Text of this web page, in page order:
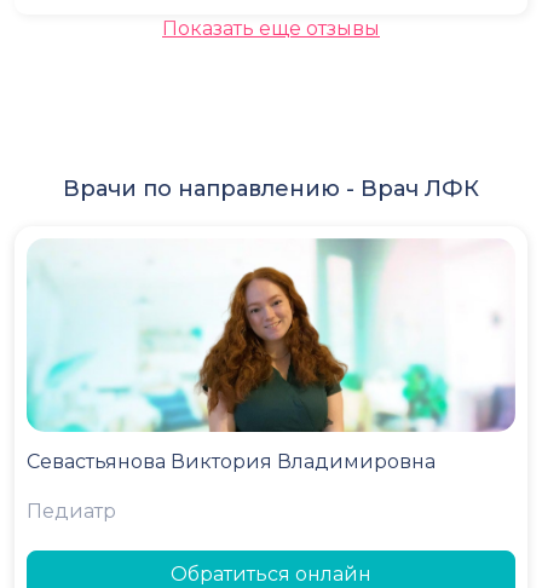
Показать еще отзывы
Врачи по направлению - Врач ЛФК
Севастьянова Виктория Владимировна
Педиатр
Обратиться онлайн